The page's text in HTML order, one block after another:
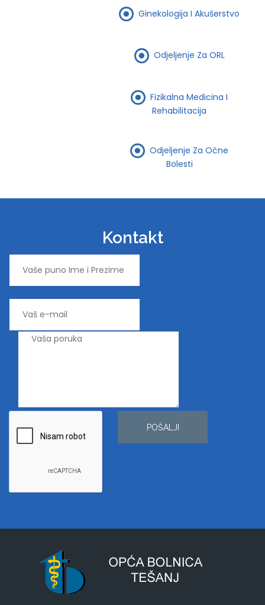
Ginekologija I Akušerstvo
Odjeljenje Za ORL
Fizikalna Medicina I
Rehabilitacija
Odjeljenje Za Očne
Bolesti
Kontakt
POŠALJI